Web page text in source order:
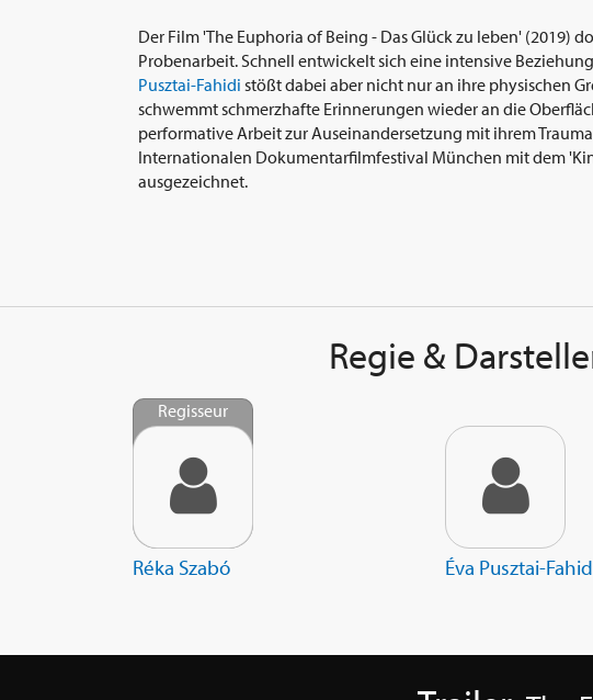
Der Film 'The Euphoria of Being - Das Glück zu leben' (2019)
Probenarbeit. Schnell entwickelt sich eine intensive
Pusztai-Fahidi stößt dabei aber nicht nur an ihre physischen
schwemmt schmerzhafte Erinnerungen wieder an die
performative Arbeit zur Auseinandersetzung mit ihrem
Internationalen Dokumentarfilmfestival München mit dem
ausgezeichnet.
Regie &
Regisseur
Réka Szabó Éva Pusztai-